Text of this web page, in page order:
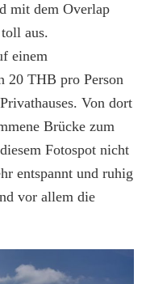
mit dem Overlap
aus.
einem
20 THB pro Person
Von dort
Brücke zum
Fotospot nicht
entspannt und ruhig
vor allem die